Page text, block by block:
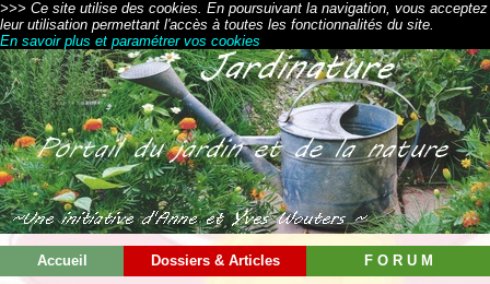
>>> Ce site utilise des cookies. En poursuivant la navigation, vous acceptez
leur utilisation permettant l'accès à toutes les fonctionnalités du site.
En savoir plus et paramétrer vos cookies
Accueil Dossiers & Articles F O R U M